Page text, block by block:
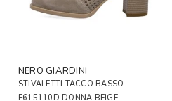
NERO GIARDINI
STIVALETTI TACCO BASSO
E615110D DONNA BEIGE